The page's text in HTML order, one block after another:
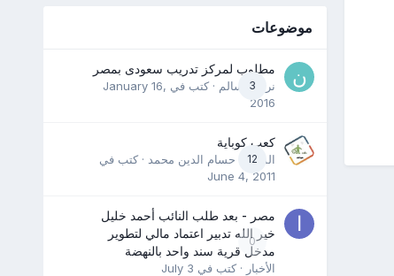
موضوعات
3
مطلوب لمركز تدريب سعودى بمصر
نرمين سالم · كتب في January 16,
2016
12
كعب كوباية
المدرب حسام الدين محمد · كتب في
June 4, 2011
0
مصر - بعد طلب النائب أحمد خليل
خير الله تدبير اعتماد مالي لتطوير
مدخل قرية سند واحد بالنهضة
الأخبار · كتب في July 3